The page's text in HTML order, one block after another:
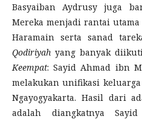
Basyaiban Aydrusy juga
Mereka menjadi rantai
Haramain serta sanad
Qodiriyah yang banyak
Keempat: Sayid Ahmad ibn
melakukan unifikasi
Ngayogyakarta. Hasil dari
adalah diangkatnya